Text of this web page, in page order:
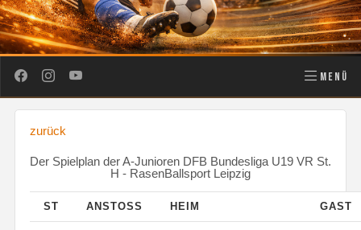
MENÜ
zurück
Der Spielplan der A-Junioren DFB Bundesliga U19 VR St.
H - RasenBallsport Leipzig
ST ANSTOSS HEIM GAST